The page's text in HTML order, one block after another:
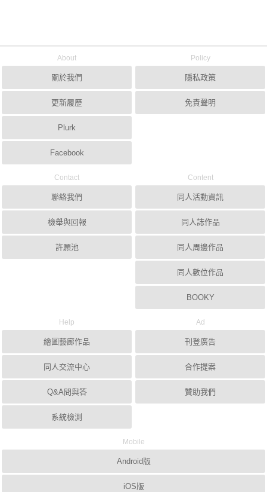
About
關於我們
更新履歷
Plurk
Facebook
Policy
隱私政策
免責聲明
Contact
聯絡我們
檢舉與回報
許願池
Content
同人活動資訊
同人誌作品
同人周邊作品
同人數位作品
BOOKY
Help
繪圖藝廊作品
同人交流中心
Q&A問與答
系統檢測
Ad
刊登廣告
合作提案
贊助我們
Mobile
Android版
iOS版